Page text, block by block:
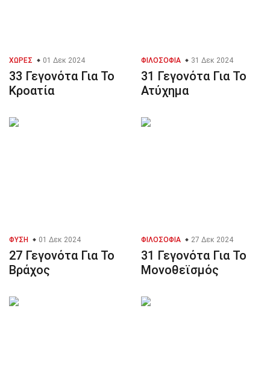
ΧΏΡΕΣ 01 Δεκ 2024
33 Γεγονότα Για Το
Κροατία
ΦΙΛΟΣΟΦΊΑ 31 Δεκ 2024
31 Γεγονότα Για Το
Ατύχημα
ΦΎΣΗ 01 Δεκ 2024
27 Γεγονότα Για Το
Βράχος
ΦΙΛΟΣΟΦΊΑ 27 Δεκ 2024
31 Γεγονότα Για Το
Μονοθεϊσμός